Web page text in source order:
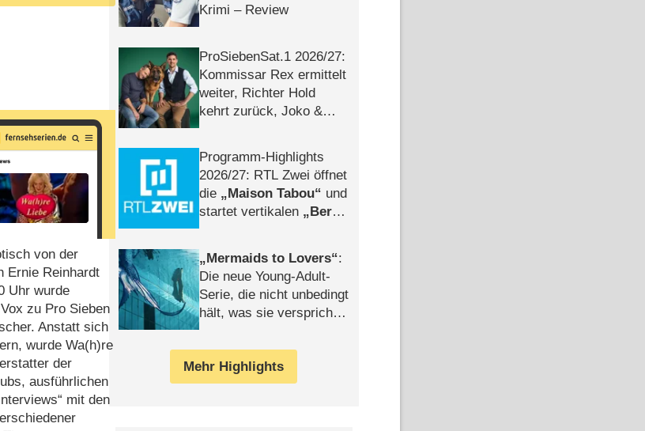
von der
Ernie Reinhardt
Uhr wurde
zu Pro Sieben
Anstatt sich
wurde Wa(h)re
der
ausführlichen
mit den
Krimi – Review
ProSiebenSat.1 2026/​27:
Kommissar Rex ermittelt
weiter, Richter Hold
kehrt zurück, Joko &
Programm-Highlights
2026/​27: RTL Zwei öffnet
die
Maison Tabou
und
startet vertikalen
Berlin
Mermaids to Lovers :
Die neue Young-Adult-
Serie, die nicht unbedingt
hält, was sie verspricht –
Mehr Highlights